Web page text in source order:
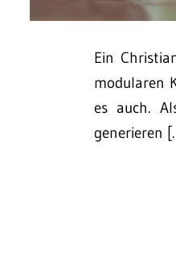
Ein
modularen
es auch.
generieren